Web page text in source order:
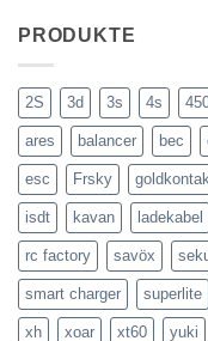
PRODUKTE
2S 3d 3s 4s
ares balancer bec
esc Frsky
isdt kavan ladekabel
rc factory savöx
smart charger superlite
xh xoar xt60 yuki